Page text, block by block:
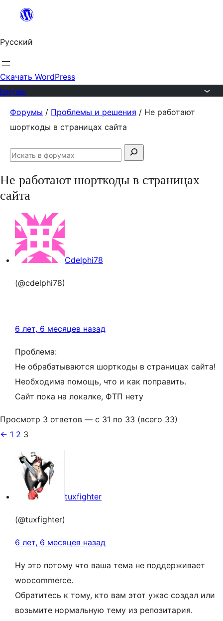
Перейти
содержимому
Русский
Скачать WordPress
Перейти
Форумы / Проблемы и решения / Не работают
шорткоды в страницах сайта
Поиск:
Искать
форумах
Не работают шорткоды в страницах
сайта
Cdelphi78
(@cdelphi78)
6 лет, 6 месяцев назад
Проблема:
Не обрабатываются шорткоды в страницах сайта!
Необходима помощь, что и как поправить.
Сайт пока на локалке, ФТП нету
Просмотр 3 ответов — с 31 по 33 (всего 33)
← 1 2 3
tuxfighter
(@tuxfighter)
6 лет, 6 месяцев назад
Ну это потому что ваша тема не поддерживает
wooсommerce.
Обратитесь к тому, кто вам этот ужас создал или
возьмите нормальную тему из репозитария.